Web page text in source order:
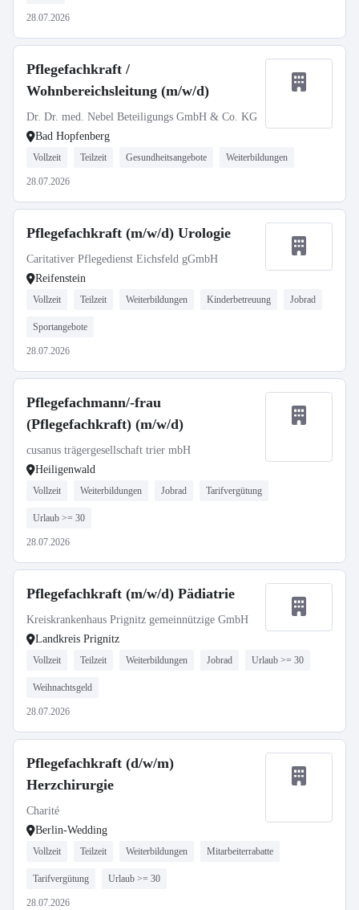
28.07.2026
Pflegefachkraft /
Wohnbereichsleitung (m/w/d)
Dr. Dr. med. Nebel Beteiligungs GmbH & Co. KG
Bad Hopfenberg
Vollzeit Teilzeit Gesundheitsangebote Weiterbildungen
28.07.2026
Pflegefachkraft (m/w/d) Urologie
Caritativer Pflegedienst Eichsfeld gGmbH
Reifenstein
Vollzeit Teilzeit Weiterbildungen Kinderbetreuung Jobrad
Sportangebote
28.07.2026
Pflegefachmann/-frau
(Pflegefachkraft) (m/w/d)
cusanus trägergesellschaft trier mbH
Heiligenwald
Vollzeit Weiterbildungen Jobrad Tarifvergütung
Urlaub >= 30
28.07.2026
Pflegefachkraft (m/w/d) Pädiatrie
Kreiskrankenhaus Prignitz gemeinnützige GmbH
Landkreis Prignitz
Vollzeit Teilzeit Weiterbildungen Jobrad Urlaub >= 30
Weihnachtsgeld
28.07.2026
Pflegefachkraft (d/w/m)
Herzchirurgie
Charité
Berlin-Wedding
Vollzeit Teilzeit Weiterbildungen Mitarbeiterrabatte
Tarifvergütung Urlaub >= 30
28.07.2026